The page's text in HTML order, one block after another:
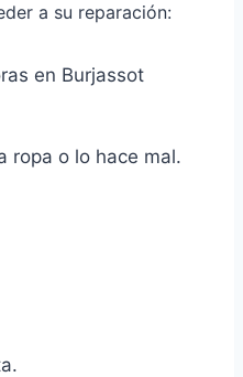
a su reparación:
ropa o lo hace mal.